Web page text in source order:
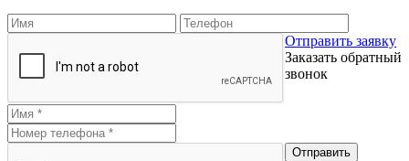
Отправить заявку
Заказать обратный
звонок